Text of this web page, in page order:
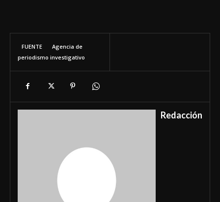
FUENTE
Agencia de
periodismo investigativo
Redacción